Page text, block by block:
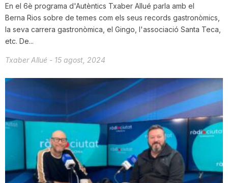
En el 6è programa d'Autèntics Txaber Allué parla amb el
Berna Rios sobre de temes com els seus records gastronòmics,
la seva carrera gastronòmica, el Gingo, l'associació Santa Teca,
etc. De...
Txaber Allué - 15 agost, 2024